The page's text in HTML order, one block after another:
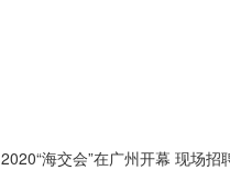
2020“海交会”在广州开幕 现场招